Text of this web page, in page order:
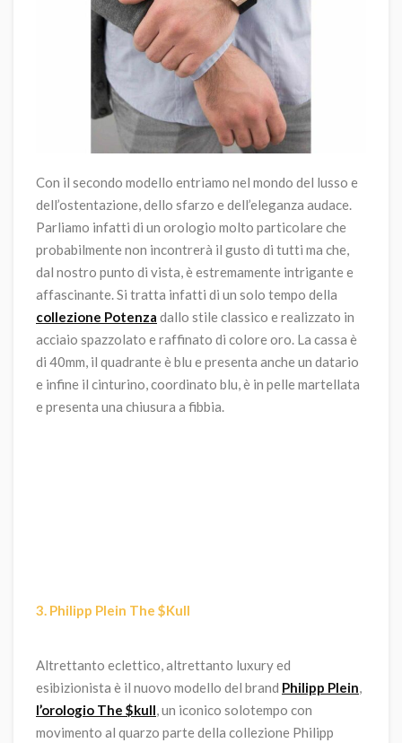
Con il secondo modello entriamo nel mondo del lusso e
dell’ostentazione, dello sfarzo e dell’eleganza audace.
Parliamo infatti di un orologio molto particolare che
probabilmente non incontrerà il gusto di tutti ma che,
dal nostro punto di vista, è estremamente intrigante e
affascinante. Si tratta infatti di un solo tempo della
collezione Potenza dallo stile classico e realizzato in
acciaio spazzolato e raffinato di colore oro. La cassa è
di 40mm, il quadrante è blu e presenta anche un datario
e infine il cinturino, coordinato blu, è in pelle martellata
e presenta una chiusura a fibbia.
3. Philipp Plein The $Kull
Altrettanto eclettico, altrettanto luxury ed
esibizionista è il nuovo modello del brand Philipp Plein,
l’orologio The $kull, un iconico solotempo con
movimento al quarzo parte della collezione Philipp